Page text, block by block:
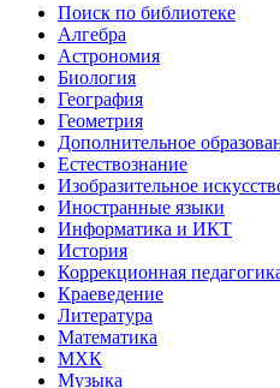
Поиск по библиотеке
Алгебра
Астрономия
Биология
География
Геометрия
Дополнительное
Естествознание
Изобразительное
Иностранные языки
Информатика и ИКТ
История
Коррекционная
Краеведение
Литература
Математика
МХК
Музыка